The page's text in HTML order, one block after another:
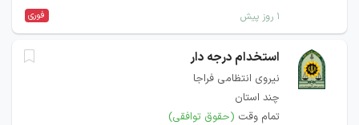
۱ روز پیش فوری
استخدام درجه دار
نیروی انتظامی فراجا
چند استان
تمام وقت (حقوق توافقی)